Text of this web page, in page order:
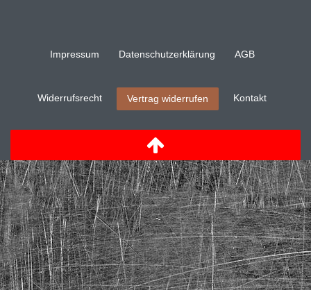
Impressum Daten­schutz­erklärung AGB
Widerrufs­recht Vertrag widerrufen Kontakt